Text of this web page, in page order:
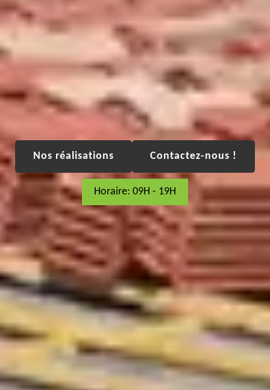
Nos réalisations Contactez-nous !
Horaire: 09H - 19H